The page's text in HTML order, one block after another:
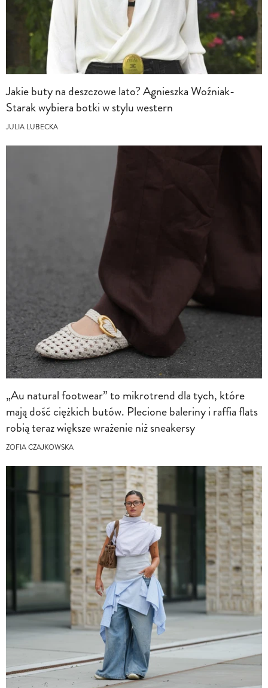
Jakie buty na deszczowe lato? Agnieszka Woźniak-
Starak wybiera botki w stylu western
JULIA LUBECKA
„Au natural footwear” to mikrotrend dla tych, które
mają dość ciężkich butów. Plecione baleriny i raffia flats
robią teraz większe wrażenie niż sneakersy
ZOFIA CZAJKOWSKA